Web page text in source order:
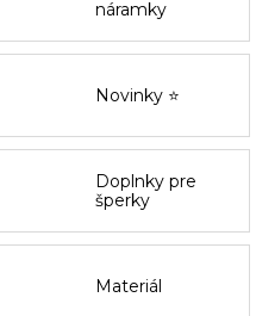
náramky
Novinky ⭐
Doplnky pre
šperky
Materiál